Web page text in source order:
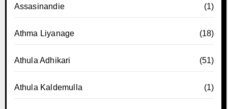
Assasinandie (1)
Athma Liyanage (18)
Athula Adhikari (51)
Athula Kaldemulla (1)